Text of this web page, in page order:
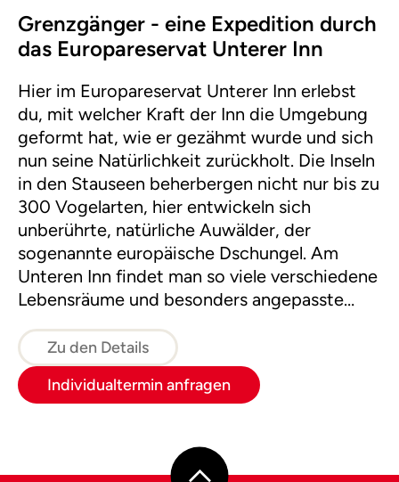
Grenzgänger - eine Expedition durch
das Europareservat Unterer Inn
Hier im Europareservat Unterer Inn erlebst
du, mit welcher Kraft der Inn die Umgebung
geformt hat, wie er gezähmt wurde und sich
nun seine Natürlichkeit zurückholt. Die Inseln
in den Stauseen beherbergen nicht nur bis zu
300 Vogelarten, hier entwickeln sich
unberührte, natürliche Auwälder, der
sogenannte europäische Dschungel. Am
Unteren Inn findet man so viele verschiedene
Lebensräume und besonders angepasste
gemeinsam die Dschungelexkursion starten!
Zu den Details
Individualtermin anfragen